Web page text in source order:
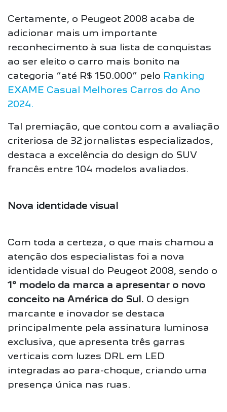
Certamente, o Peugeot 2008 acaba de
adicionar mais um importante
reconhecimento à sua lista de conquistas
ao ser eleito o carro mais bonito na
categoria “até R$ 150.000” pelo Ranking
EXAME Casual Melhores Carros do Ano
2024.
Tal premiação, que contou com a avaliação
criteriosa de 32 jornalistas especializados,
destaca a excelência do design do SUV
francês entre 104 modelos avaliados.
Nova identidade visual
Com toda a certeza, o que mais chamou a
atenção dos especialistas foi a nova
identidade visual do Peugeot 2008, sendo o
1º modelo da marca a apresentar o novo
conceito na América do Sul. O design
marcante e inovador se destaca
principalmente pela assinatura luminosa
exclusiva, que apresenta três garras
verticais com luzes DRL em LED
integradas ao para-choque, criando uma
presença única nas ruas.